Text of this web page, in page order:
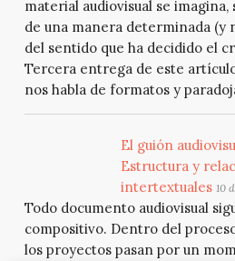
material audiovisual se imagina,
de una manera determinada (y
del sentido que ha decidido el
Tercera entrega de este
nos habla de formatos y
El guión
Estructura y
intertextuales 10
Todo documento audiovisual
compositivo. Dentro del
los proyectos pasan por un